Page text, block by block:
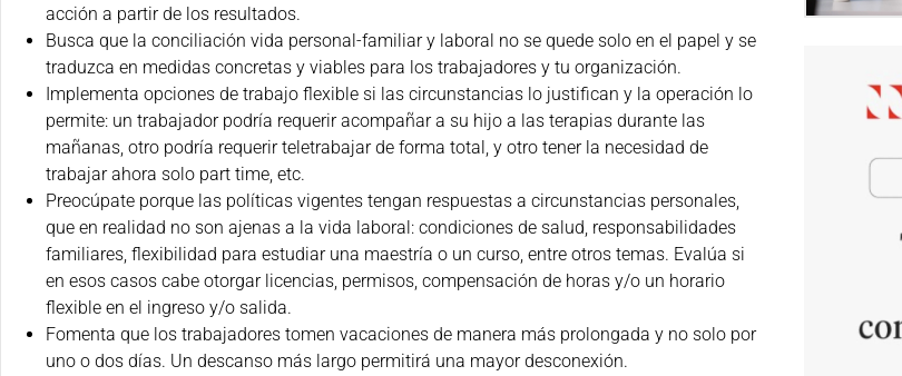
acción a partir de los resultados.
Busca que la conciliación vida personal-familiar y laboral no se quede solo en el papel y se
traduzca en medidas concretas y viables para los trabajadores y tu organización.
Implementa opciones de trabajo flexible si las circunstancias lo justifican y la operación lo
permite: un trabajador podría requerir acompañar a su hijo a las terapias durante las
mañanas, otro podría requerir teletrabajar de forma total, y otro tener la necesidad de
trabajar ahora solo part time, etc.
Preocúpate porque las políticas vigentes tengan respuestas a circunstancias personales,
que en realidad no son ajenas a la vida laboral: condiciones de salud, responsabilidades
familiares, flexibilidad para estudiar una maestría o un curso, entre otros temas. Evalúa si
en esos casos cabe otorgar licencias, permisos, compensación de horas y/o un horario
flexible en el ingreso y/o salida.
Fomenta que los trabajadores tomen vacaciones de manera más prolongada y no solo por
uno o dos días. Un descanso más largo permitirá una mayor desconexión.